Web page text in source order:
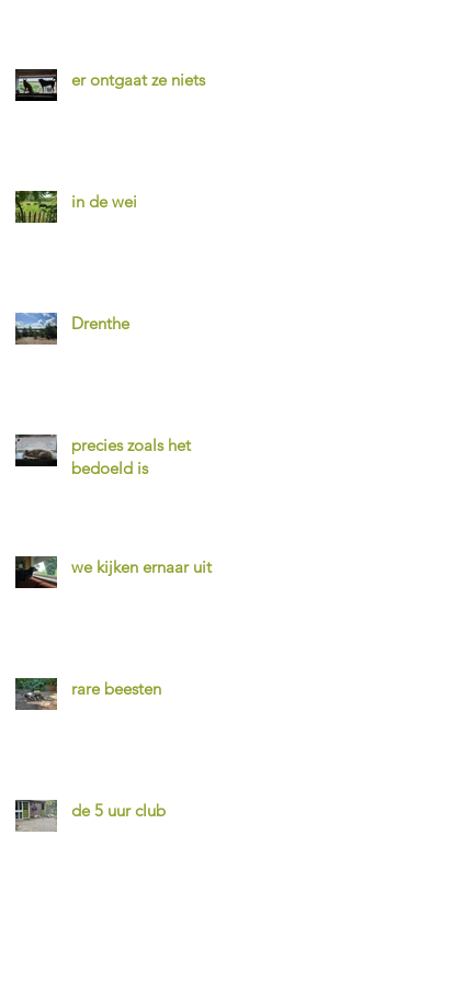
er ontgaat ze niets
in de wei
Drenthe
precies zoals het
bedoeld is
we kijken ernaar uit
rare beesten
de 5 uur club